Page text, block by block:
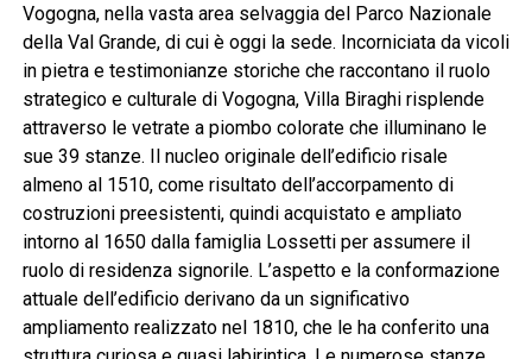
Vogogna, nella vasta area selvaggia del Parco Nazionale
della Val Grande, di cui è oggi la sede. Incorniciata da vicoli
in pietra e testimonianze storiche che raccontano il ruolo
strategico e culturale di Vogogna, Villa Biraghi risplende
attraverso le vetrate a piombo colorate che illuminano le
sue 39 stanze. Il nucleo originale dell’edificio risale
almeno al 1510, come risultato dell’accorpamento di
costruzioni preesistenti, quindi acquistato e ampliato
intorno al 1650 dalla famiglia Lossetti per assumere il
ruolo di residenza signorile. L’aspetto e la conformazione
attuale dell’edificio derivano da un significativo
ampliamento realizzato nel 1810, che le ha conferito una